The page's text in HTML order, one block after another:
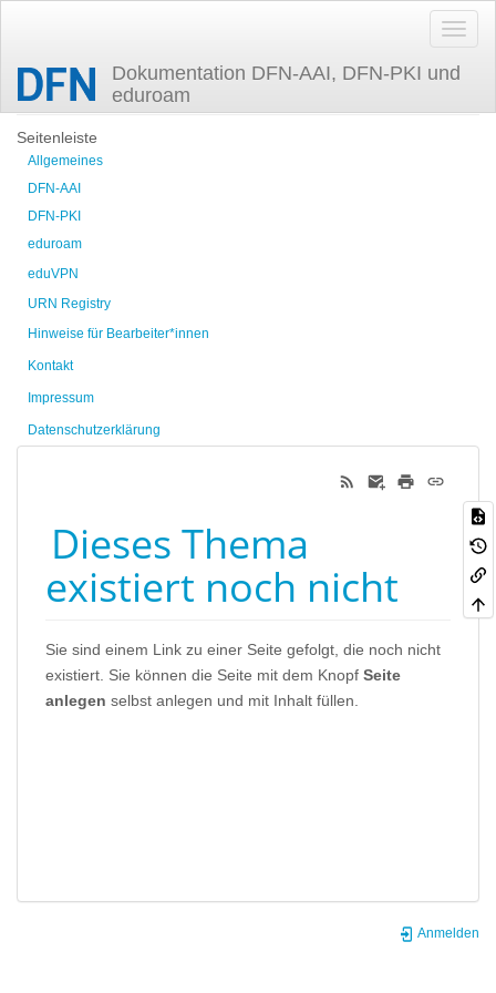
Dokumentation DFN-AAI, DFN-PKI und
eduroam
Zuletzt angesehen
Seitenleiste
Allgemeines
DFN-AAI
DFN-PKI
eduroam
eduVPN
URN Registry
Hinweise für Bearbeiter*innen
Kontakt
Impressum
Datenschutzerklärung
Dieses Thema
existiert noch nicht
Sie sind einem Link zu einer Seite gefolgt, die noch nicht
existiert. Sie können die Seite mit dem Knopf Seite
anlegen selbst anlegen und mit Inhalt füllen.
Anmelden